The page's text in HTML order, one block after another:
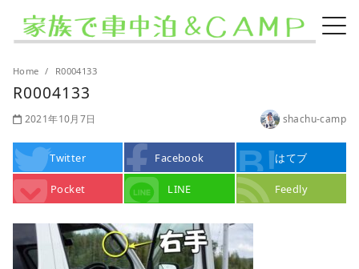
Home R0004133
R0004133
2021年10月7日 shachu-camp
Twitter Facebook はてブ
Pocket LINE Feedly